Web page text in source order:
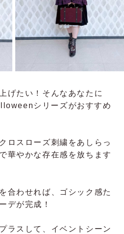
げたい！そんなあなたに
シリーズがおすすめ
ロスローズ刺繍をあしらっ
華やかな存在感を放ちます
合わせれば、ゴシック感た
デが完成！
ラスして、イベントシーン